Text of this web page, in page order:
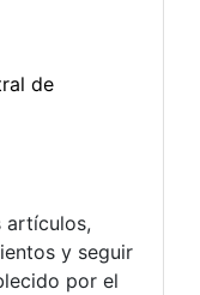
artículos,
y seguir
por el